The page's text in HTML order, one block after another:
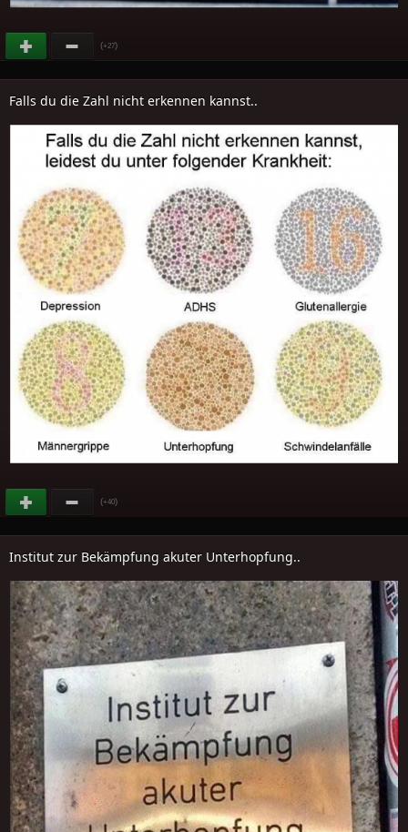
(+27)
Falls du die Zahl nicht erkennen kannst..
(+40)
Institut zur Bekämpfung akuter Unterhopfung..